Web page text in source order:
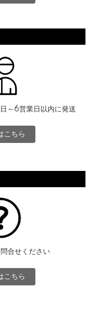
～6営業日以内に発送
こちら
合せください
こちら